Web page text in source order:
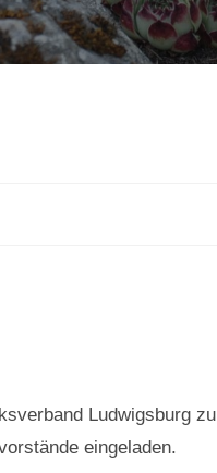
Ludwigsburg zu
eingeladen.